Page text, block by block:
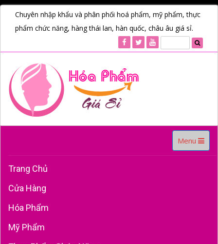
Chuyên nhập khẩu và phân phối hoá phẩm, mỹ phẩm, thực
phẩm chức năng, hàng thái lan, hàn quốc, châu âu giá sỉ.
Toggle
navigation
Menu
Trang Chủ
Cửa Hàng
Hóa Phẩm
Mỹ Phẩm